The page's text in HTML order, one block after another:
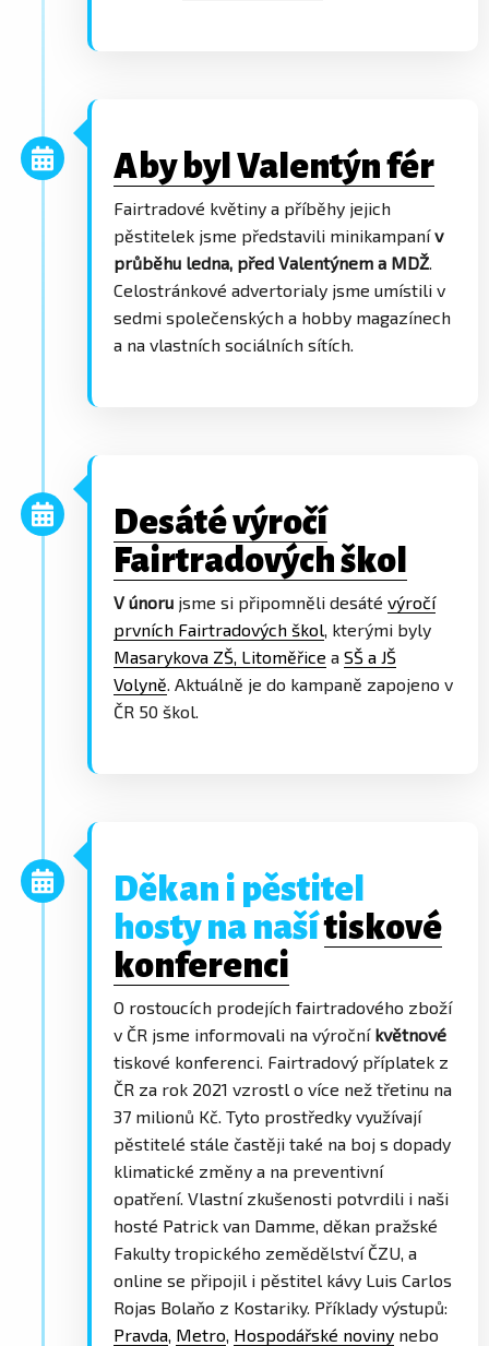
Aby byl Valentýn fér
Fairtradové květiny a příběhy jejich
pěstitelek jsme představili minikampanív
průběhu ledna, před Valentýnem a MDŽ.
Celostránkové advertorialy jsme umístili v
sedmi společenských a hobby magazínech
a na vlastních sociálních sítích.
Desáté výročí
Fairtradových škol
V únoru jsme si připomněli desáté výročí
prvních Fairtradových škol, kterými byly
Masarykova ZŠ, Litoměřice a SŠ a JŠ
Volyně. Aktuálně je do kampaně zapojeno v
ČR 50 škol.
Děkan i pěstitel
hosty na našítiskové
konferenci
O rostoucích prodejích fairtradového zboží
v ČR jsme informovali na výroční květnové
tiskové konferenci. Fairtradový příplatek z
ČR za rok 2021 vzrostl o více než třetinu na
37 milionů Kč. Tyto prostředky využívají
pěstitelé stále častěji také na boj s dopady
klimatické změny a na preventivní
opatření. Vlastní zkušenosti potvrdili i naši
hosté Patrick van Damme, děkan pražské
Fakulty tropického zemědělství ČZU, a
online se připojil i pěstitel kávy Luis Carlos
Rojas Bolaňo z Kostariky. Příklady výstupů:
Pravda, Metro, Hospodářské noviny nebo